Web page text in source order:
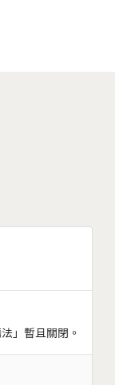
」暫且關閉。